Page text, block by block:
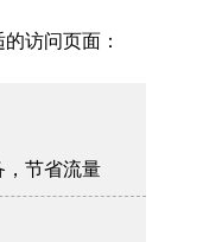
访问页面：
，节省流量